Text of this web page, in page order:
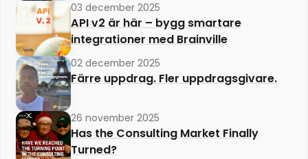
03 december 2025
API v2 är här – bygg smartare
integrationer med Brainville
02 december 2025
Färre uppdrag. Fler uppdragsgivare.
26 november 2025
Has the Consulting Market Finally
Turned?